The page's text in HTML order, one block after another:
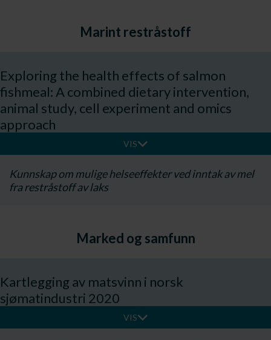
Marint restråstoff
Exploring the health effects of salmon
fishmeal: A combined dietary intervention,
animal study, cell experiment and omics
approach
VIS
Kunnskap om mulige helseeffekter ved inntak av mel
fra restråstoff av laks
Marked og samfunn
Kartlegging av matsvinn i norsk
sjømatindustri 2020
VIS